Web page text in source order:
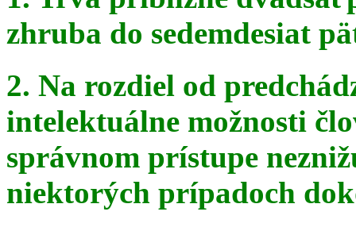
zhruba do sedemdesiat
2. Na rozdiel od
intelektuálne možnosti
správnom prístupe
niektorých prípadoch